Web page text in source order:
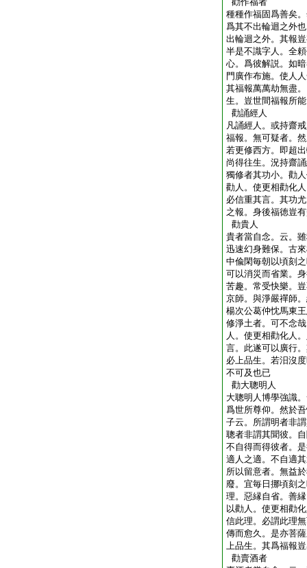
種種作福固爲善矣
爲其不出輪迴之外
出輪迴之外。其報
半是不識字人。全
心。爲彼解説。如
門廣作布施。使人
其福報萬萬劫無盡
生。豈世間福報所
勸誦經人
凡誦經人。或持齋
福報。無可疑者。
若更修西方。即超
尚得往生。況持齋
獨修者其功小。勸
勸人。使更相勸化
必信重其言。其功
之報。身後福徳豈
勸貴人
貴者當自念。云。
迅速幻身難保。古
中偸閑毎朝以頃刻
可以消災而省業。
苦趣。常受快樂。
京師。與淨嚴禪師
楊次公葛仲忱馬東
修淨土者。可不念
人。使更相勸化人
言。此遂可以廣行
必上品生。若汨沒
不可及也已
勸大聰明人
大聰明人博學強識
爲世所尊仰。然於
子云。所謂明者非
聰者非謂其聞彼。
不自得而得彼者。
適人之適。不自適
所以留意者。無益
廢。宜毎日挪頃刻
理。惡縁自省。善
以勸人。使更相勸
信此理。必謂此理
傳而愈久。是亦菩
上品生。其爲福報
勸賣酒者